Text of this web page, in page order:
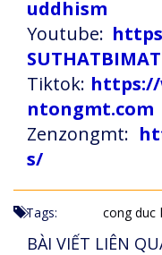
uddhism
Youtube:
Tiktok:
ntongmt.com
Zenzongmt:
s/
Tags: cong duc
BÀI VIẾT LIÊN